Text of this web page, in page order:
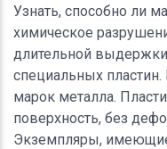
Узнать, способно ли
химическое
длительной
специальных
марок металла.
поверхность, без
Экземпляры, имеющие